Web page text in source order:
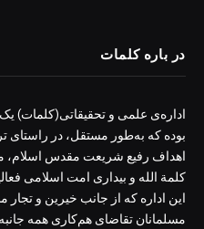
در باره کلمات
اداره‌ی علمی و تحقیقاتی(کلمات)
بوده که به‌طور مستقل، در راستای
اهداف رفیع شریعت مقدس اسلام،
کلمة الله و بیداری امت اسلامی
این اداره که از جانب خیرین و
مسلمانان تقاضای هم‌کاری همه جانبه